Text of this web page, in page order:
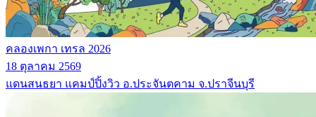
คลองเพกา เทรล 2026
18 ตุลาคม 2569
แดนสนธยา แคมป์ปิ้งวิว อ.ประจันตคาม จ.ปราจีนบุรี